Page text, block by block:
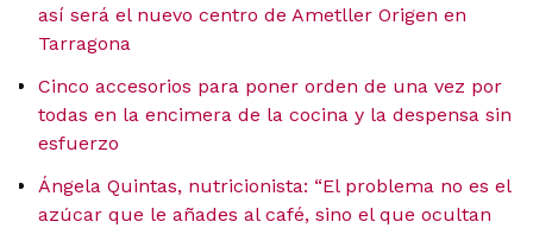
así será el nuevo centro de Ametller Origen en
Tarragona
Cinco accesorios para poner orden de una vez por
todas en la encimera de la cocina y la despensa sin
esfuerzo
Ángela Quintas, nutricionista: “El problema no es el
azúcar que le añades al café, sino el que ocultan